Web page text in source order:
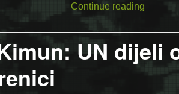
Continue reading“Rusko
UN dijeli